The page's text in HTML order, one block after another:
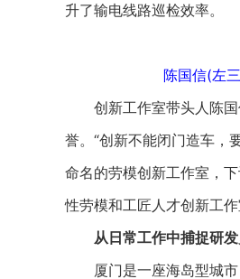
升了输电线路巡检效率。
陈国信(左
创新工作室带头人陈国
誉。“创新不能闭门造车，
命名的劳模创新工作室，
性劳模和工匠人才创新工作
从日常工作中捕捉研
厦门是一座海岛型城市